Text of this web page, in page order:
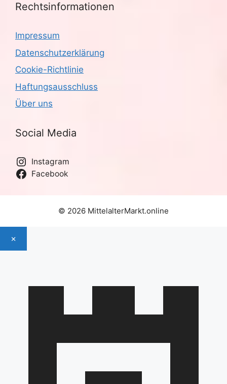
Rechtsinformationen
Impressum
Datenschutzerklärung
Cookie-Richtlinie
Haftungsausschluss
Über uns
Social Media
Instagram
Facebook
© 2026 MittelalterMarkt.online
×